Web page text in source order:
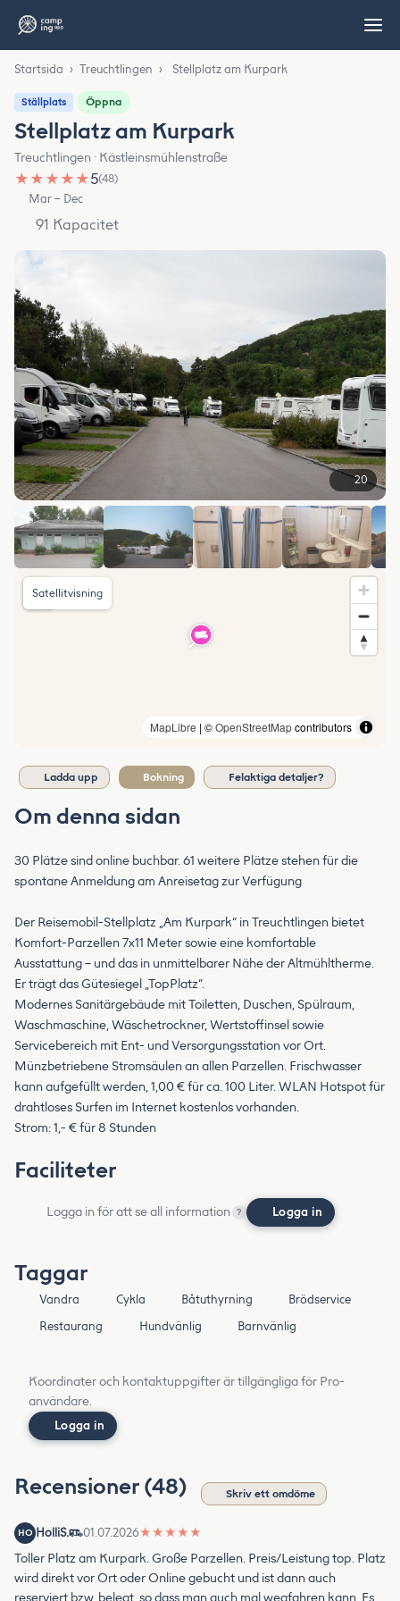
Startsida › Treuchtlingen › Stellplatz am Kurpark
Ställplats Öppna
Stellplatz am Kurpark
Treuchtlingen · Kästleinsmühlenstraße
★ ★ ★ ★ ★5(48)
Mar – Dec
91 Kapacitet
20
MapLibre | ©OpenStreetMapcontributors
Satellitvisning
Ladda upp Bokning Felaktiga detaljer?
Om denna sidan
30 Plätze sind online buchbar. 61 weitere Plätze stehen für die
spontane Anmeldung am Anreisetag zur Verfügung
Der Reisemobil-Stellplatz „Am Kurpark“ in Treuchtlingen bietet
Komfort-Parzellen 7x11 Meter sowie eine komfortable
Ausstattung – und das in unmittelbarer Nähe der Altmühltherme.
Er trägt das Gütesiegel „TopPlatz“.
Modernes Sanitärgebäude mit Toiletten, Duschen, Spülraum,
Waschmaschine, Wäschetrockner, Wertstoffinsel sowie
Servicebereich mit Ent- und Versorgungsstation vor Ort.
Münzbetriebene Stromsäulen an allen Parzellen. Frischwasser
kann aufgefüllt werden, 1,00 € für ca. 100 Liter. WLAN Hotspot für
drahtloses Surfen im Internet kostenlos vorhanden.
Strom: 1,- € für 8 Stunden
Faciliteter
Logga in för att se all information ? Logga in
Taggar
Vandra Cykla Båtuthyrning
Brödservice
Restaurang
Hundvänlig Barnvänlig
Koordinater och kontaktuppgifter är tillgängliga för Pro-
användare.
Logga in
Recensioner (48) Skriv ett omdöme
HO HolliS. 01.07.2026★ ★ ★ ★ ★
Toller Platz am Kurpark. Große Parzellen. Preis/Leistung top. Platz
wird direkt vor Ort oder Online gebucht und ist dann auch
reserviert bzw. belegt, so dass man auch mal wegfahren kann. Es